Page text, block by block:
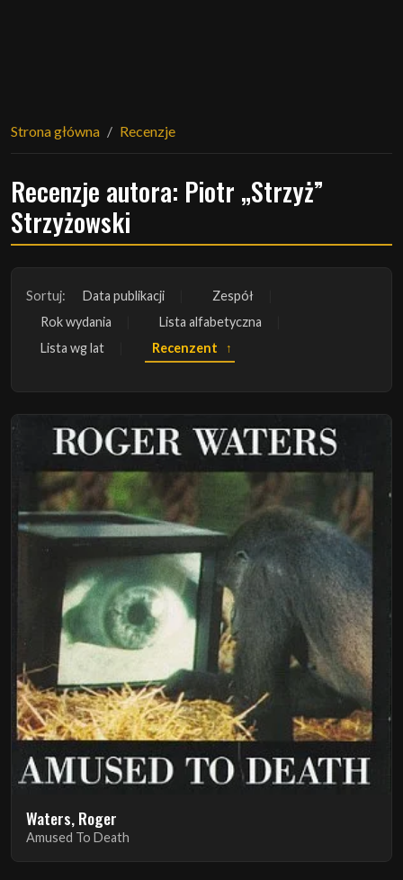
Strona główna Recenzje
Recenzje autora: Piotr „Strzyż”
Strzyżowski
Sortuj: Data publikacji
Zespół
Rok wydania
Lista alfabetyczna
Lista wg lat
Recenzent
Waters, Roger
Amused To Death